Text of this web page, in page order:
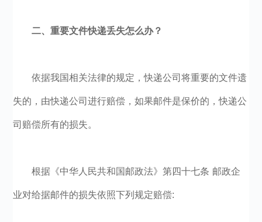
二、重要文件快递丢失怎么办？
依据我国相关法律的规定，快递公司将重要的文件遗
失的，由快递公司进行赔偿，如果邮件是保价的，快递公
司赔偿所有的损失。
根据《中华人民共和国邮政法》第四十七条 邮政企
业对给据邮件的损失依照下列规定赔偿: